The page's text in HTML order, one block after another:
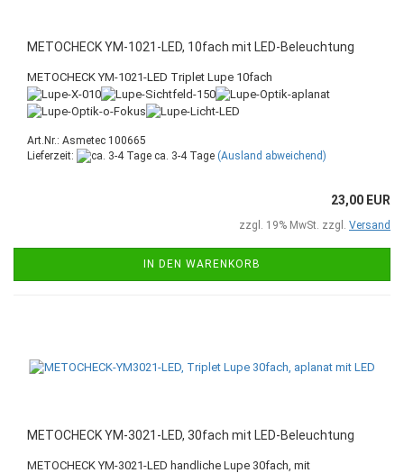
METOCHECK YM-1021-LED, 10fach mit LED-Beleuchtung
METOCHECK YM-1021-LED Triplet Lupe 10fach
Art.Nr.: Asmetec 100665
Lieferzeit:
ca. 3-4 Tage (Ausland abweichend)
23,00 EUR
zzgl. 19% MwSt. zzgl. Versand
IN DEN WARENKORB
METOCHECK YM-3021-LED, 30fach mit LED-Beleuchtung
METOCHECK YM-3021-LED handliche Lupe 30fach, mit